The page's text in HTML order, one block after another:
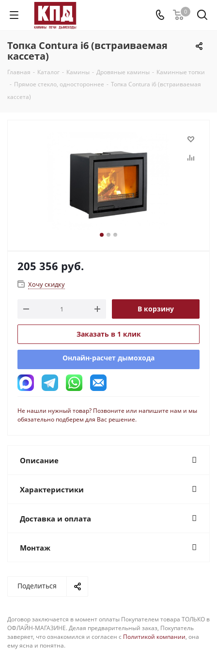
0
Топка Contura i6 (встраиваемая
кассета)
Главная - Каталог - Камины - Дровяные камины - Каминные топки
- Прямое стекло, одностороннее - Топка Contura i6 (встраиваемая
кассета)
205 356 руб.
Хочу скидку
В корзину
Заказать в 1 клик
Онлайн-расчет дымохода
Не нашли нужный товар? Позвоните или напишите нам и мы
обязательно подберем для Вас решение.
Описание
Характеристики
Доставка и оплата
Монтаж
Поделиться
Договор заключается в момент оплаты Покупателем товара ТОЛЬКО в
ОФЛАЙН-МАГАЗИНЕ. Делая предварительный заказ, Покупатель
заверяет, что ознакомился и согласен с Политикой компании, она
ему ясна и понятна.